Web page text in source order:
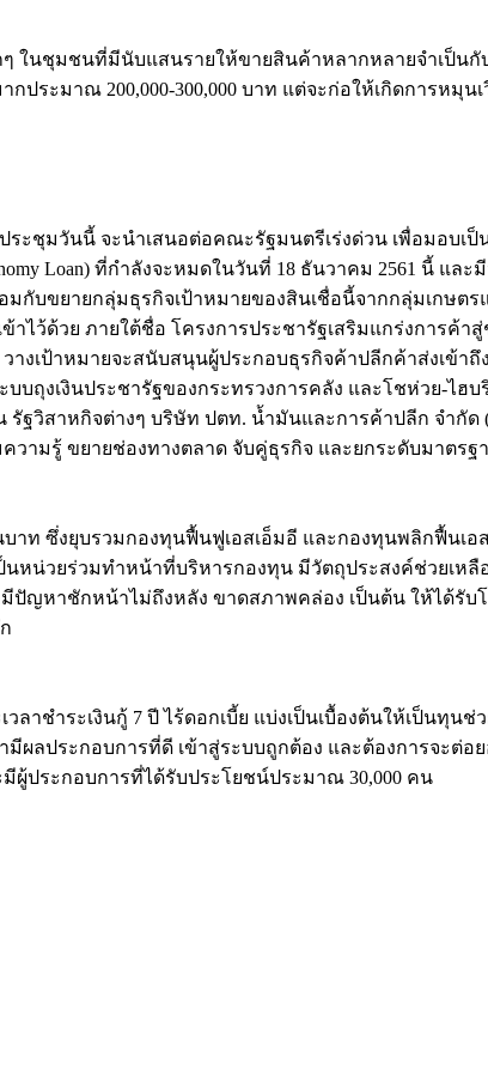
ในชุมชนที่มีนับแสนรายให้ขายสินค้าหลากหลายจำเป็น
ระมาณ 200,000-300,000 บาท แต่จะก่อให้เกิดการหมุน
ระชุมวันนี้ จะนำเสนอต่อคณะรัฐมนตรีเร่งด่วน เพื่อมอบเ
Loan) ที่กำลังจะหมดในวันที่ 18 ธันวาคม 2561 นี้ และมี
มกับขยายกลุ่มธุรกิจเป้าหมายของสินเชื่อนี้จากกลุ่มเกษต
ว้ด้วย ภายใต้ชื่อ โครงการประชารัฐเสริมแกร่งการค้าสู่
งเป้าหมายจะสนับสนุนผู้ประกอบธุรกิจค้าปลีกค้าส่งเข้า
บบถุงเงินประชารัฐของกระทรวงการคลัง และโชห่วย-ไ
วิสาหกิจต่างๆ บริษัท ปตท. น้ำมันและการค้าปลีก จำกัด
ความรู้ ขยายช่องทางตลาด จับคู่ธุรกิจ และยกระดับมาต
าท ซึ่งยุบรวมกองทุนฟื้นฟูเอสเอ็มอี และกองทุนพลิกฟื้นเอ
นหน่วยร่วมทำหน้าที่บริหารกองทุน มีวัตถุประสงค์ช่วยเหลื
ปัญหาชักหน้าไม่ถึงหลัง ขาดสภาพคล่อง เป็นต้น ให้ได้รั
าชำระเงินกู้ 7 ปี ไร้ดอกเบี้ย แบ่งเป็นเบื้องต้นให้เป็นทุนช่
ผลประกอบการที่ดี เข้าสู่ระบบถูกต้อง และต้องการจะต่อ
มีผู้ประกอบการที่ได้รับประโยชน์ประมาณ 30,000 คน